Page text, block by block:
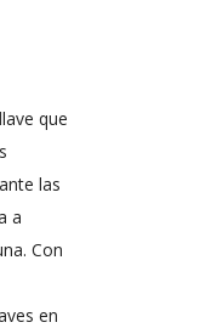
que
las
a
Con
en